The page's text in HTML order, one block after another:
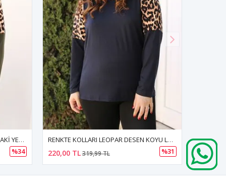
RENKTE KOLLARI LEOPAR DESEN KOYU LACİVERT BLUZ
%31
RENKTE DUBLE PENSLİ RELAXED YEŞİL FİT PANTOLON
390,00 TL 400,00